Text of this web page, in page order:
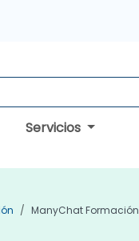
Servicios
ManyChat Formación